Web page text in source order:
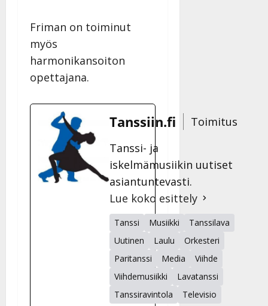
Friman on toiminut
myös
harmonikansoiton
opettajana.
Tanssiin.fi
Toimitus
Tanssi- ja
iskelmämusiikin uutiset
asiantuntevasti.
Lue koko esittely
Tanssi Musiikki
Tanssilava
Uutinen
Laulu
Orkesteri
Paritanssi
Media
Viihde
Viihdemusiikki
Lavatanssi
Tanssiravintola
Televisio